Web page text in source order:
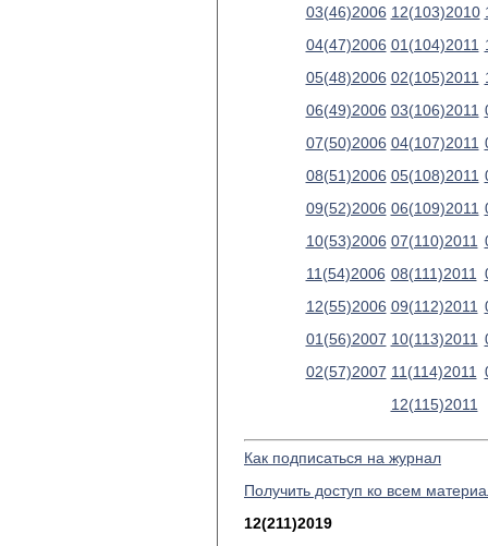
03(46)2006
04(47)2006
05(48)2006
06(49)2006
07(50)2006
08(51)2006
09(52)2006
10(53)2006
11(54)2006
12(55)2006
01(56)2007
02(57)2007
12(103)2010
01(104)2011
02(105)2011
03(106)2011
04(107)2011
05(108)2011
06(109)2011
07(110)2011
08(111)2011
09(112)2011
10(113)2011
11(114)2011
12(115)2011
Как подписаться на журнал
Получить доступ ко всем
12(211)2019